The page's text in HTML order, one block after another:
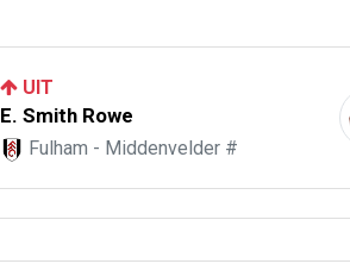
UIT
E. Smith Rowe
Fulham - Middenvelder #